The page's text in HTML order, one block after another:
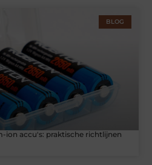
BLOG
ion accu's: praktische richtlijnen